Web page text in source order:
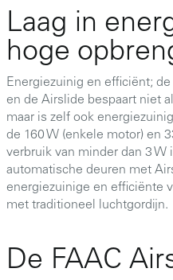
Laag in
hoge
Energiezuinig en efficiënt;
en de Airslide bespaart niet
maar is zelf ook
de 160 W (enkele motor) en
verbruik van minder dan 3 W
automatische deuren met
energiezuinige en efficiënte
met traditioneel luchtgordijn.
De FAAC